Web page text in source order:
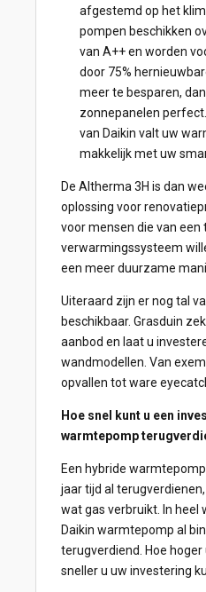
afgestemd op het
pompen beschikken
van A++ en worden
door 75%
meer te besparen,
zonnepanelen
van Daikin valt uw
makkelijk met uw
De Altherma 3H is dan
oplossing voor
voor mensen die van
verwarmingssysteem
een meer duurzame
Uiteraard zijn er nog tal
beschikbaar. Grasduin
aanbod en laat u
wandmodellen. Van
opvallen tot ware
Hoe snel kunt u een
warmtepomp
Een hybride
jaar tijd al
wat gas verbruikt. In heel
Daikin warmtepomp al
terugverdiend. Hoe hoger
sneller u uw investering